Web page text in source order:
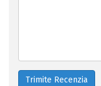
Trimite Recenzia